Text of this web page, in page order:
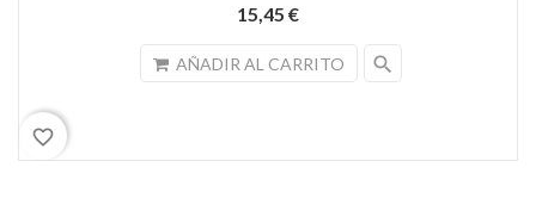
15,45 €
AÑADIR AL CARRITO search
favorite_border